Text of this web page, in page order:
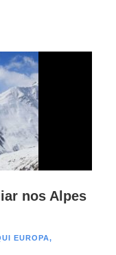
nos Alpes
EUROPA,